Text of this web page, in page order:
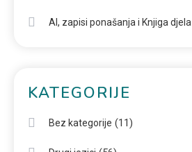
AI, zapisi ponašanja i Knjiga djela
KATEGORIJE
Bez kategorije (11)